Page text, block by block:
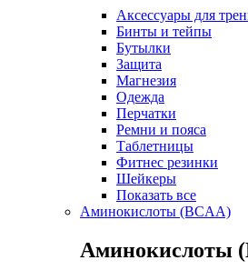
Аксессуары для
Бинты и тейпы
Бутылки
Защита
Магнезия
Одежда
Перчатки
Ремни и пояса
Таблетницы
Фитнес резинки
Шейкеры
Показать все
Аминокислоты (BCAA)
Аминокислоты